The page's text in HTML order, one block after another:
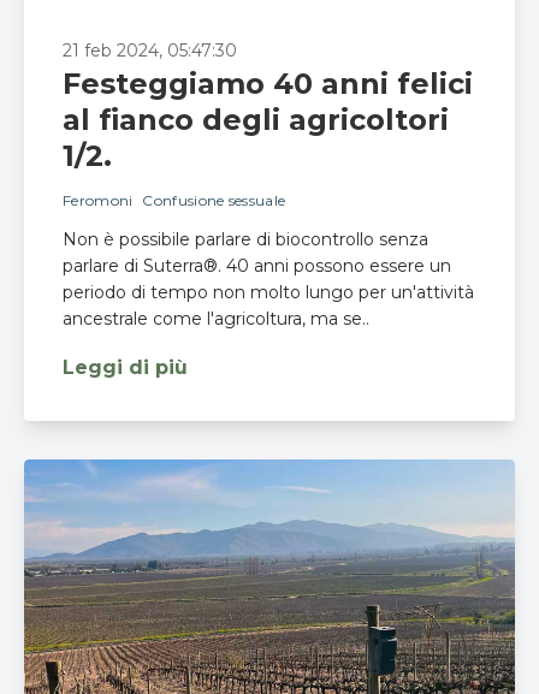
21 feb 2024, 05:47:30
Festeggiamo 40 anni felici
al fianco degli agricoltori
1/2.
Feromoni Confusione sessuale
Non è possibile parlare di biocontrollo senza
parlare di Suterra®. 40 anni possono essere un
periodo di tempo non molto lungo per un'attività
ancestrale come l'agricoltura, ma se..
Leggi di più